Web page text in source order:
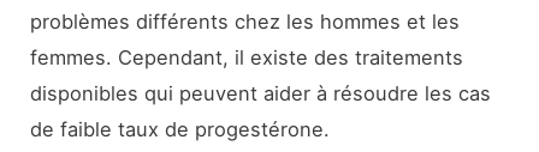
problèmes différents chez les hommes et les
femmes. Cependant, il existe des traitements
disponibles qui peuvent aider à résoudre les cas
de faible taux de progestérone.